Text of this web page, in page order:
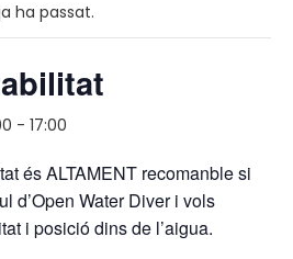
ha passat.
- 17:00
és ALTAMENT recomanble si
d’Open Water Diver i vols
i posició dins de l’aigua.